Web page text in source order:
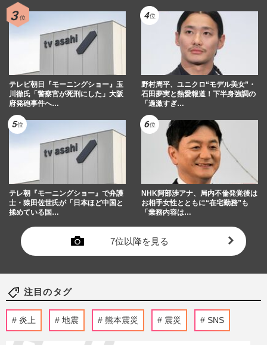
テレビ朝日『モーニングショー』玉
川徹氏「警察官が死刑にした」大阪
府発砲事件へ…
野村周平、ユニクロ“モデル美女”・
石田夢実と熱愛報道！下半身強調の
「過激すぎ…
テレ朝『モーニングショー』で弁護
士・猿田佐世氏が「日本ほど中国と
揉めている国…
NHK阿部渉アナ、局内不倫発覚後は
お相手女性とともに“在宅勤務”も
「業務内容は…
7位以降を見る
注目のタグ
炎上 地震 熊本震災 震災 SNS